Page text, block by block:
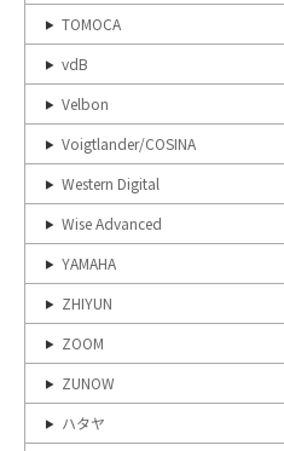
TOMOCA
vdB
Velbon
Voigtlander/COSINA
Western Digital
Wise Advanced
YAMAHA
ZHIYUN
ZOOM
ZUNOW
ハタヤ